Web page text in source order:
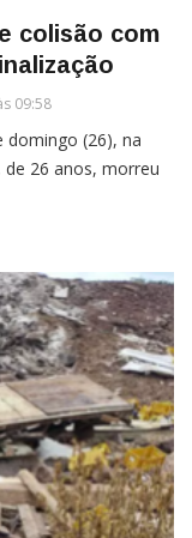
colisão com
09:58
domingo (26), na
de 26 anos, morreu